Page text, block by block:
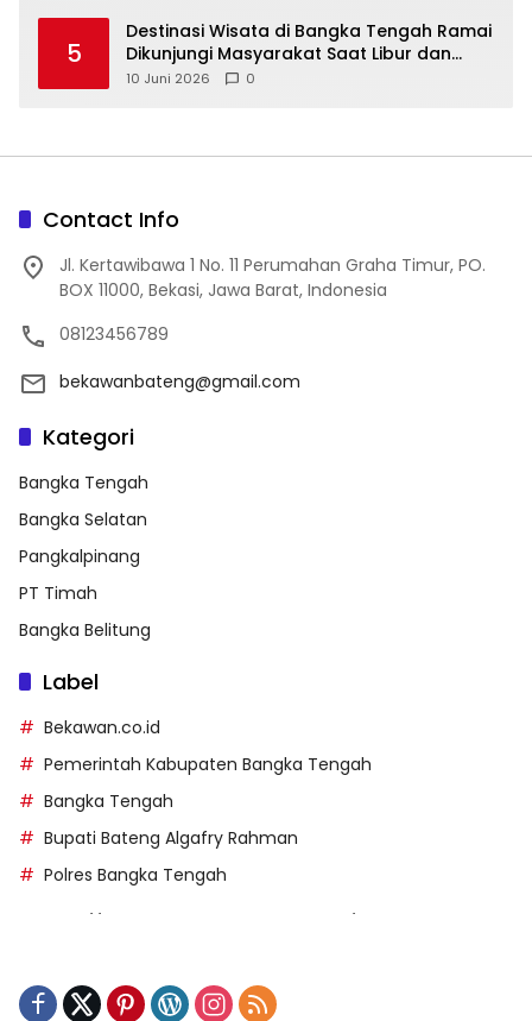
5
‎Destinasi Wisata di Bangka Tengah Ramai
Dikunjungi Masyarakat Saat Libur dan
Akhir Pekan
10 Juni 2026 0
Contact Info
Jl. Kertawibawa 1 No. 11 Perumahan Graha Timur, PO.
BOX 11000, Bekasi, Jawa Barat, Indonesia
08123456789
bekawanbateng@gmail.com
Kategori
Bangka Tengah
Bangka Selatan
Pangkalpinang
PT Timah
Bangka Belitung
Label
Bekawan.co.id
Pemerintah Kabupaten Bangka Tengah
Bangka Tengah
Bupati Bateng Algafry Rahman
Polres Bangka Tengah
https://kecsitim.sitarokab.go.id/